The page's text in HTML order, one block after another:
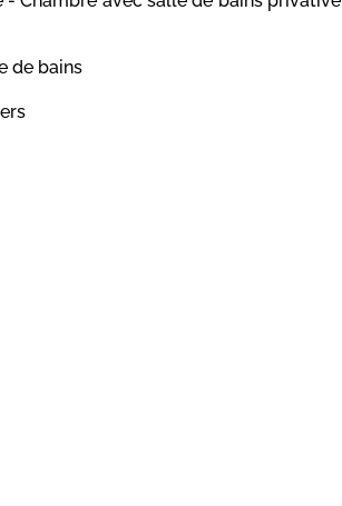
de bains